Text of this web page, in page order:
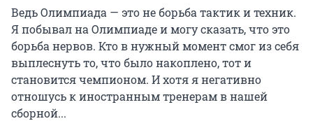
Ведь Олимпиада — это не борьба тактик и техник.
Я побывал на Олимпиаде и могу сказать, что это
борьба нервов. Кто в нужный момент смог из себя
выплеснуть то, что было накоплено, тот и
становится чемпионом. И хотя я негативно
отношусь к иностранным тренерам в нашей
сборной...